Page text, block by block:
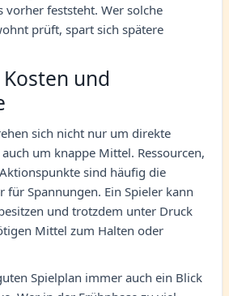
vorher feststeht. Wer solche
prüft, spart sich spätere
und
sich nicht nur um direkte
um knappe Mittel. Ressourcen,
sind häufig die
für Spannungen. Ein Spieler kann
und trotzdem unter Druck
Mittel zum Halten oder
Spielplan immer auch ein Blick